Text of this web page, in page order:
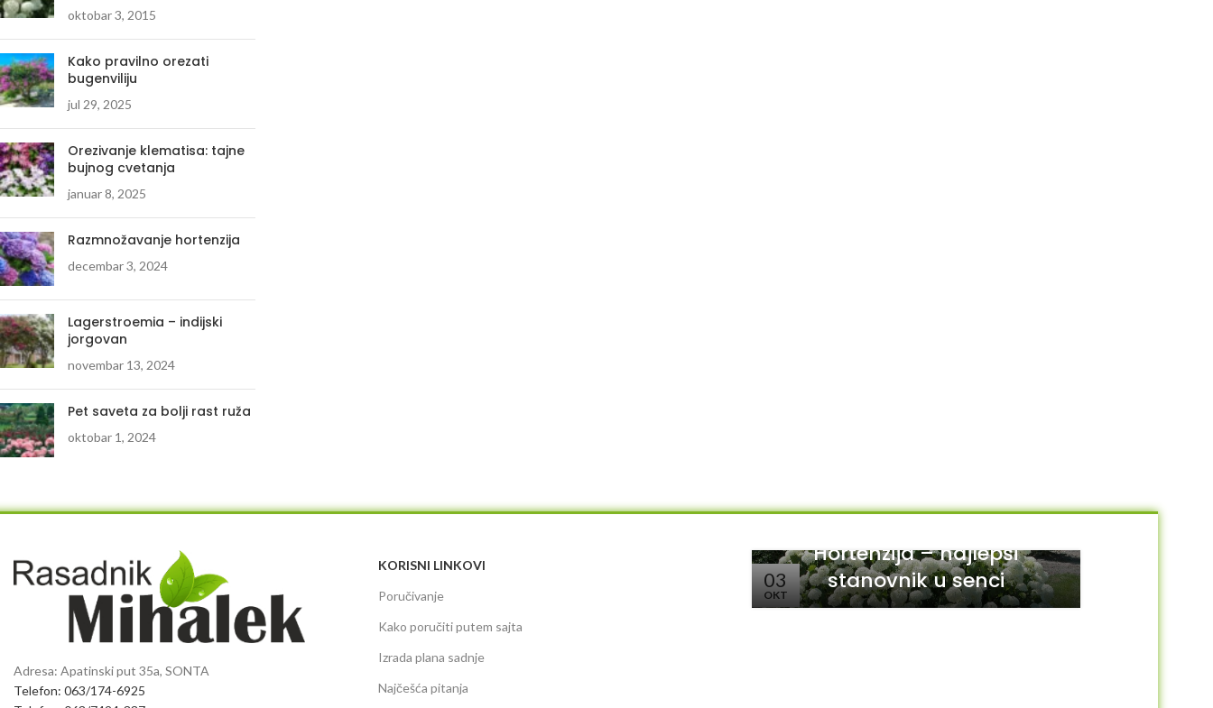
oktobar 3, 2015
Kako pravilno orezati
bugenviliju
jul 29, 2025
Orezivanje klematisa: tajne
bujnog cvetanja
januar 8, 2025
Razmnožavanje hortenzija
decembar 3, 2024
Lagerstroemia – indijski
jorgovan
novembar 13, 2024
Pet saveta za bolji rast ruža
oktobar 1, 2024
Adresa: Apatinski put 35a, SONTA
Telefon: 063/174-6925
KORISNI LINKOVI
Poručivanje
Kako poručiti putem sajta
Izrada plana sadnje
Najčešća pitanja
03
OKT
Hortenzija – najlepši
stanovnik u senci